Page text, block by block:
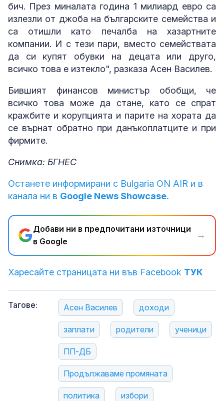
бич. През миналата година 1 милиард евро са
излезли от джоба на българските семейства и
са отишли като печалба на хазартните
компании. И с тези пари, вместо семействата
да си купят обувки на децата или друго,
всичко това е изтекло", разказа Асен Василев.
Бившият финансов министър обобщи, че
всичко това може да стане, като се спрат
кражбите и корупцията и парите на хората да
се върнат обратно при данъкоплатците и при
фирмите.
Снимка: БГНЕС
Останете информирани с Bulgaria ON AIR и в
канала ни в Google News Showcase.
Добави ни в предпочитани източници
в Google
→
Харесайте страницата ни във Facebook ТУК
Тагове: Асен Василев доходи
заплати родители ученици
ПП-ДБ
Продължаваме промяната
политика избори